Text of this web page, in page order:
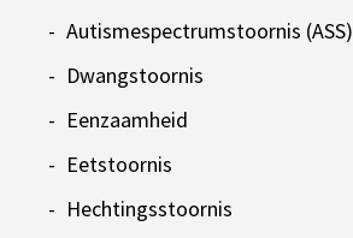
Autismespectrumstoornis (ASS)
Dwangstoornis
Eenzaamheid
Eetstoornis
Hechtingsstoornis